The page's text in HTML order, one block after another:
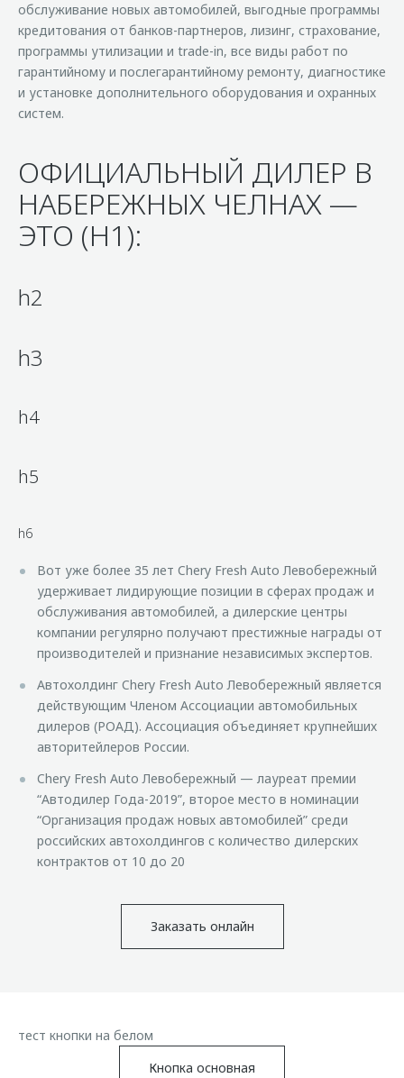
обслуживание новых автомобилей, выгодные программы
кредитования от банков-партнеров, лизинг, страхование,
программы утилизации и trade-in, все виды работ по
гарантийному и послегарантийному ремонту, диагностике
и установке дополнительного оборудования и охранных
систем.
ОФИЦИАЛЬНЫЙ ДИЛЕР В
НАБЕРЕЖНЫХ ЧЕЛНАХ —
ЭТО (H1):
h2
h3
h4
h5
h6
Вот уже более 35 лет Chery Fresh Auto Левобережный
удерживает лидирующие позиции в сферах продаж и
обслуживания автомобилей, а дилерские центры
компании регулярно получают престижные награды от
производителей и признание независимых экспертов.
Автохолдинг Chery Fresh Auto Левобережный является
действующим Членом Ассоциации автомобильных
дилеров (РОАД). Ассоциация объединяет крупнейших
авторитейлеров России.
Chery Fresh Auto Левобережный — лауреат премии
“Автодилер Года-2019”, второе место в номинации
“Организация продаж новых автомобилей” среди
российских автохолдингов с количество дилерских
контрактов от 10 до 20
Заказать онлайн
тест кнопки на белом
Кнопка основная